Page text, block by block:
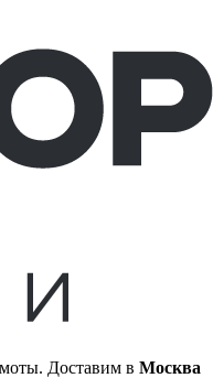
Доставим в Москва